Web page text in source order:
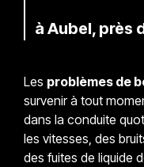
à Aubel, près
Les problèmes de
survenir à tout
dans la conduite
les vitesses, des
des fuites de liquide